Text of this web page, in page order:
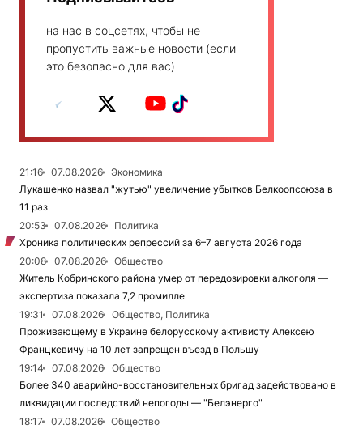
на нас в соцсетях, чтобы не
пропустить важные новости (если
это безопасно для вас)
21:16 07.08.2026
Экономика
Лукашенко назвал "жутью" увеличение убытков Белкоопсоюза в
11 раз
20:53
07.08.2026
Политика
Хроника политических репрессий за 6–7 августа 2026 года
20:08
07.08.2026
Общество
Житель Кобринского района умер от передозировки алкоголя —
экспертиза показала 7,2 промилле
19:31
07.08.2026
Общество, Политика
Проживающему в Украине белорусскому активисту Алексею
Францкевичу на 10 лет запрещен въезд в Польшу
19:14
07.08.2026
Общество
Более 340 аварийно-восстановительных бригад задействовано в
ликвидации последствий непогоды — "Белэнерго"
18:17
07.08.2026
Общество